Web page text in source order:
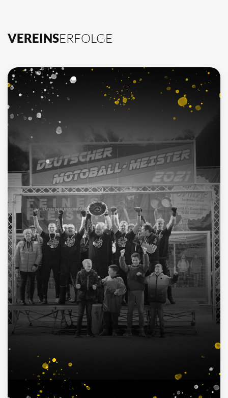
VEREINSERFOLGE
10
Deutscher Meister
1962, 2002, 2003, 2009, 2012, 2013, 2014, 2015, 2016, 2021
4
Deutscher Pokalsieger
1998, 2012, 2013, 2016
3
Süddeutscher Meister
2013, 2014, 2015
7
Deutscher Jugendmeister